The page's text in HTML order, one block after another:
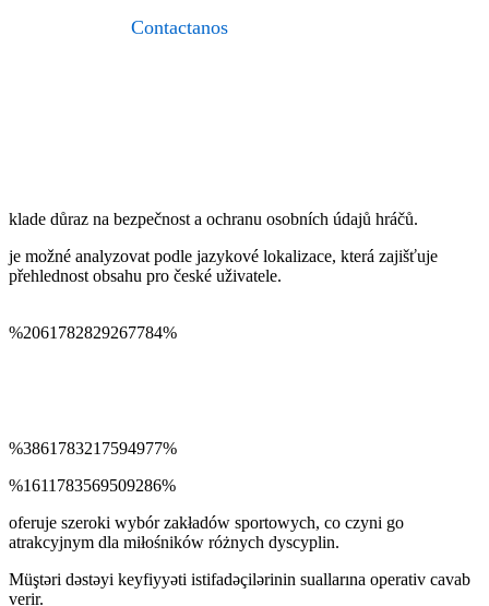
Contactanos
klade důraz na bezpečnost a ochranu osobních údajů hráčů.
je možné analyzovat podle jazykové lokalizace, která zajišťuje
přehlednost obsahu pro české uživatele.
%2061782829267784%
%3861783217594977%
%1611783569509286%
oferuje szeroki wybór zakładów sportowych, co czyni go
atrakcyjnym dla miłośników różnych dyscyplin.
Müştəri dəstəyi keyfiyyəti istifadəçilərinin suallarına operativ cavab
verir.